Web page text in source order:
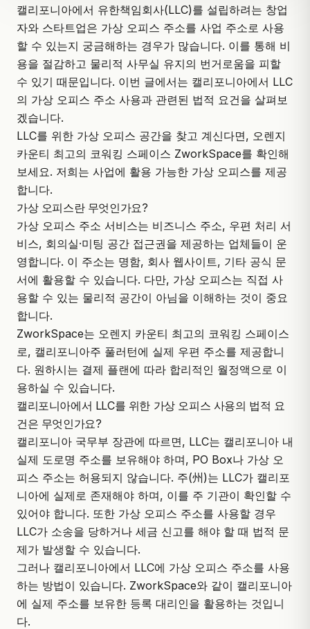
캘리포니아에서 유한책임회사(LLC)를 설립하려는 창업
자와 스타트업은 가상 오피스 주소를 사업 주소로 사용
할 수 있는지 궁금해하는 경우가 많습니다. 이를 통해 비
용을 절감하고 물리적 사무실 유지의 번거로움을 피할
수 있기 때문입니다. 이번 글에서는 캘리포니아에서 LLC
의 가상 오피스 주소 사용과 관련된 법적 요건을 살펴보
겠습니다.
LLC를 위한 가상 오피스 공간을 찾고 계신다면, 오렌지
카운티 최고의 코워킹 스페이스 ZworkSpace를 확인해
보세요. 저희는 사업에 활용 가능한 가상 오피스를 제공
합니다.
가상 오피스란 무엇인가요?
가상 오피스 주소 서비스는 비즈니스 주소, 우편 처리 서
비스, 회의실·미팅 공간 접근권을 제공하는 업체들이 운
영합니다. 이 주소는 명함, 회사 웹사이트, 기타 공식 문
서에 활용할 수 있습니다. 다만, 가상 오피스는 직접 사
용할 수 있는 물리적 공간이 아님을 이해하는 것이 중요
합니다.
ZworkSpace는 오렌지 카운티 최고의 코워킹 스페이스
로, 캘리포니아주 풀러턴에 실제 우편 주소를 제공합니
다. 원하시는 결제 플랜에 따라 합리적인 월정액으로 이
용하실 수 있습니다.
캘리포니아에서 LLC를 위한 가상 오피스 사용의 법적 요
건은 무엇인가요?
캘리포니아 국무부 장관에 따르면, LLC는 캘리포니아 내
실제 도로명 주소를 보유해야 하며, PO Box나 가상 오
피스 주소는 허용되지 않습니다. 주(州)는 LLC가 캘리포
니아에 실제로 존재해야 하며, 이를 주 기관이 확인할 수
있어야 합니다. 또한 가상 오피스 주소를 사용할 경우
LLC가 소송을 당하거나 세금 신고를 해야 할 때 법적 문
제가 발생할 수 있습니다.
그러나 캘리포니아에서 LLC에 가상 오피스 주소를 사용
하는 방법이 있습니다. ZworkSpace와 같이 캘리포니아
에 실제 주소를 보유한 등록 대리인을 활용하는 것입니
다.